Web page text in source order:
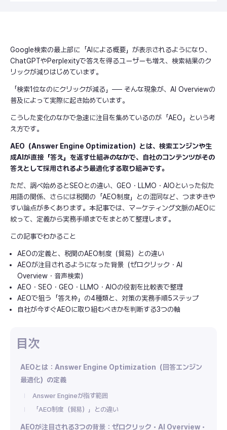
Google検索の最上部に「AIによる概要」が表示されるようになり、
ChatGPTやPerplexityで答えを得るユーザーも増え、検索結果のク
リックが減りはじめています。
「検索1位なのにクリックが減る」── そんな現象が、AI Overviewの
普及によって実際に起き始めています。
こうした変化のなかで急速に注目を集めているのが「AEO」という考
え方です。
AEO（Answer Engine Optimization）とは、検索エンジンや生
成AIが直接「答え」を返す仕組みのなかで、自社のコンテンツがその
答えとして採用されるよう最適化する取り組みです。
ただ、調べ始めるとSEOとの違い、GEO・LLMO・AIOといった似た
用語の関係、さらには税関の「AEO制度」との混同など、つまずきや
すい論点が多くあります。本記事では、マーケティング文脈のAEOに
絞って、定義から実務手順までをまとめて整理します。
この記事でわかること
AEOの定義と、税関のAEO制度（貿易）との違い
AEOが注目されるようになった背景（ゼロクリック・AI
Overview・音声検索）
AEO・SEO・GEO・LLMO・AIOの役割を比較表で整理
AEOで狙う「答え枠」の4種類と、対策の実務手順5ステップ
自社が今すぐAEOに取り組むべきかを判断する3つの軸
AEOとは：Answer Engine Optimization（回答エンジン
最適化）の定義
Answer Engineが指す範囲
「AEO制度（貿易）」との違い
AEOが注目される3つの背景：ゼロクリック・AI Overview・